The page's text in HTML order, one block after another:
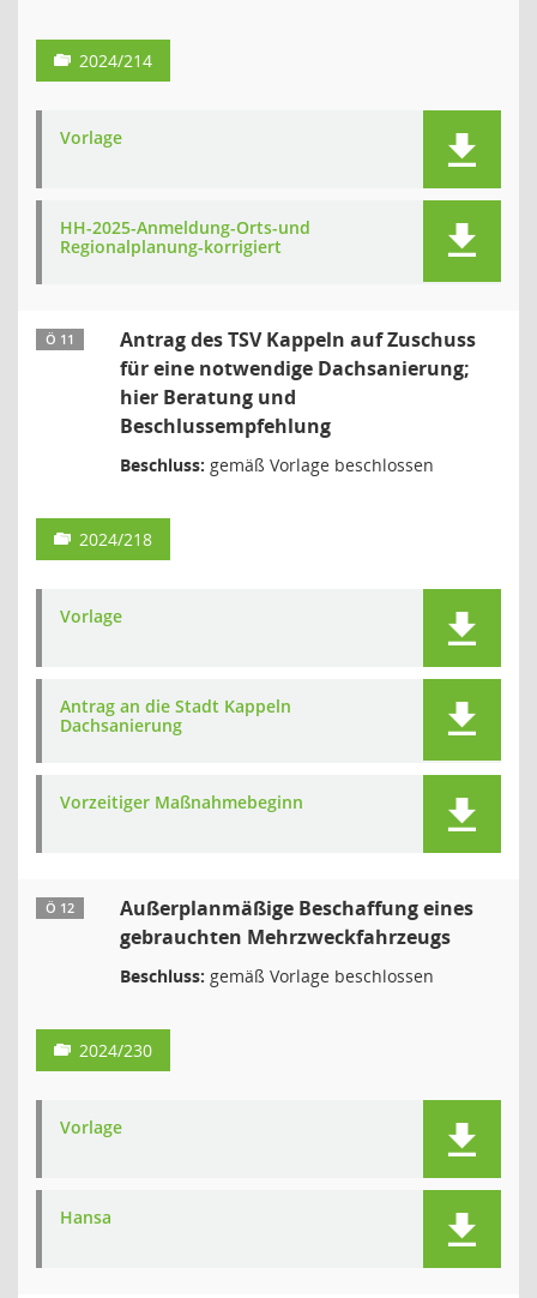
2024/214
Vorlage
HH-2025-Anmeldung-Orts-und
Regionalplanung-korrigiert
Ö 11
Antrag des TSV Kappeln auf Zuschuss
für eine notwendige Dachsanierung;
hier Beratung und
Beschlussempfehlung
Beschluss: gemäß Vorlage beschlossen
2024/218
Vorlage
Antrag an die Stadt Kappeln
Dachsanierung
Vorzeitiger Maßnahmebeginn
Ö 12
Außerplanmäßige Beschaffung eines
gebrauchten Mehrzweckfahrzeugs
Beschluss: gemäß Vorlage beschlossen
2024/230
Vorlage
Hansa